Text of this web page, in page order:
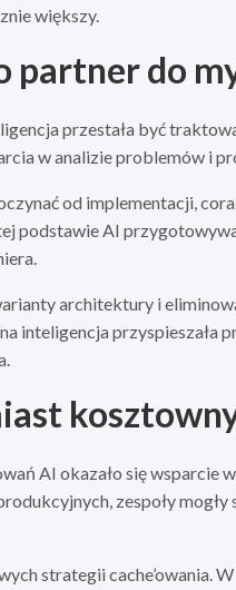
większy.
partner do
przestała być
w analizie problemów i
od implementacji,
podstawie AI
architektury i
inteligencja przyspieszała
AI okazało się wsparcie
zespoły
strategii cache’owania.